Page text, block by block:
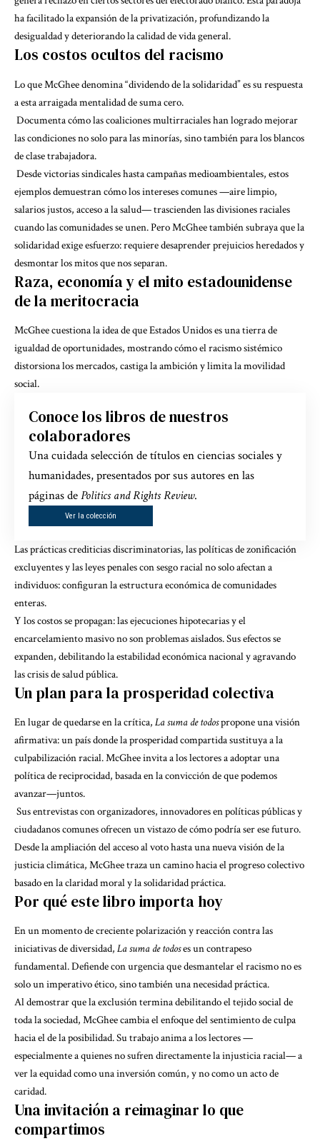
ha facilitado la expansión de la privatización, profundizando la
desigualdad y deteriorando la calidad de vida general.
Los costos ocultos del racismo
Lo que McGhee denomina “dividendo de la solidaridad” es su respuesta
a esta arraigada mentalidad de suma cero.
Documenta cómo las coaliciones multirraciales han logrado mejorar
las condiciones no solo para las minorías, sino también para los blancos
de clase trabajadora.
Desde victorias sindicales hasta campañas medioambientales, estos
ejemplos demuestran cómo los intereses comunes —aire limpio,
salarios justos, acceso a la salud— trascienden las divisiones raciales
cuando las comunidades se unen. Pero McGhee también subraya que la
solidaridad exige esfuerzo: requiere desaprender prejuicios heredados y
desmontar los mitos que nos separan.
Raza, economía y el mito estadounidense
de la meritocracia
McGhee cuestiona la idea de que Estados Unidos es una tierra de
igualdad de oportunidades, mostrando cómo el racismo sistémico
distorsiona los mercados, castiga la ambición y limita la movilidad
social.
Conoce los libros de nuestros
colaboradores
Una cuidada selección de títulos en ciencias sociales y
humanidades, presentados por sus autores en las
páginas dePolitics and Rights Review.
Ver la colección
Las prácticas crediticias discriminatorias, las políticas de zonificación
excluyentes ylas leyes penales con sesgo racialno solo afectan a
individuos: configuran la estructura económica de comunidades
enteras.
Y los costos se propagan: las ejecuciones hipotecarias y el
encarcelamiento masivo no son problemas aislados. Sus efectos se
expanden, debilitando la estabilidad económica nacional y agravando
las crisis de salud pública.
Un plan para la prosperidad colectiva
En lugar de quedarse en la crítica, La suma de todospropone una visión
afirmativa: un país donde la prosperidad compartida sustituya a la
culpabilización racial. McGhee invita a los lectores a adoptar una
política de reciprocidad, basada en la convicción de que podemos
avanzar—juntos.
Sus entrevistas con organizadores, innovadores en políticas públicas y
ciudadanos comunes ofrecen un vistazo de cómo podría ser ese futuro.
Desde la ampliación del acceso al voto hasta una nueva visión de la
justicia climática, McGhee traza un camino hacia el progreso colectivo
basado en la claridad moral y la solidaridad práctica.
Por qué este libro importa hoy
En un momento de creciente polarización y reacción contra las
iniciativas de diversidad, La suma de todoses un contrapeso
fundamental. Defiende con urgencia quedesmantelar el racismono es
solo un imperativo ético, sino también una necesidad práctica.
Al demostrar que la exclusión termina debilitando el tejido social de
toda la sociedad, McGhee cambia el enfoque del sentimiento de culpa
hacia el de la posibilidad. Su trabajo anima a los lectores —
especialmente a quienes no sufren directamente la injusticia racial— a
ver la equidad como una inversión común, y no como un acto de
caridad.
Una invitación a reimaginar lo que
compartimos